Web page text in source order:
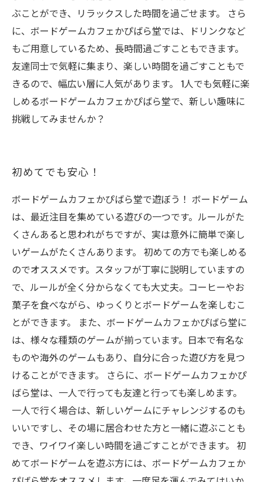
ぶことができ、リラックスした時間を過ごせます。 さら
に、ボードゲームカフェかぴばら堂では、ドリンクなど
もご用意しているため、長時間過ごすこともできます。
友達同士で気軽に集まり、楽しい時間を過ごすこともで
きるので、幅広い層に人気があります。 1人でも気軽に楽
しめるボードゲームカフェかぴばら堂で、新しい趣味に
挑戦してみませんか？
初めてでも安心！
ボードゲームカフェかぴばら堂で遊ぼう！ ボードゲーム
は、最近注目を集めている遊びの一つです。ルールがた
くさんあると思われがちですが、実は意外に簡単で楽し
いゲームがたくさんあります。 初めての方でも楽しめる
のでオススメです。スタッフが丁寧に説明していますの
で、ルールが全く分からなくても大丈夫。コーヒーやお
菓子を食べながら、ゆっくりとボードゲームを楽しむこ
とができます。 また、ボードゲームカフェかぴばら堂に
は、様々な種類のゲームが揃っています。日本で有名な
ものや海外のゲームもあり、自分に合った遊び方を見つ
けることができます。 さらに、ボードゲームカフェかぴ
ばら堂は、一人で行っても友達と行っても楽しめます。
一人で行く場合は、新しいゲームにチャレンジするのも
いいですし、その場に居合わせた方と一緒に遊ぶことも
でき、ワイワイ楽しい時間を過ごすことができます。 初
めてボードゲームを遊ぶ方には、ボードゲームカフェか